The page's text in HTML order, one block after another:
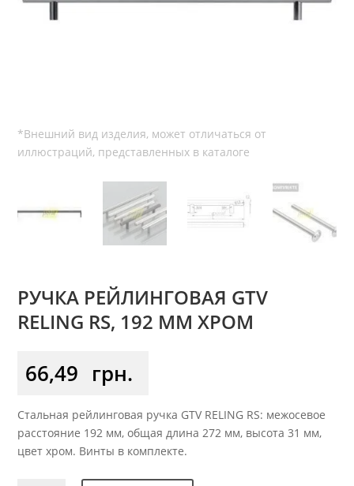
РУЧКА РЕЙЛИНГОВАЯ GTV
RELING RS, 192 ММ ХРОМ
66,49 грн.
Стальная рейлинговая ручка GTV RELING RS: межосевое
расстояние 192 мм, общая длина 272 мм, высота 31 мм,
цвет хром. Винты в комплекте.